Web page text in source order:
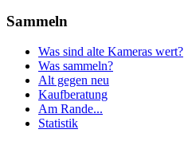
Sammeln
Was sind alte Kameras wert?
Was sammeln?
Alt gegen neu
Kaufberatung
Am Rande...
Statistik